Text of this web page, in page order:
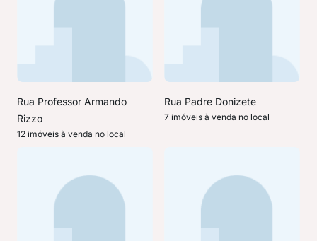
Rua Professor Armando
Rizzo
12 imóveis à venda no local
Rua Padre Donizete
7 imóveis à venda no local